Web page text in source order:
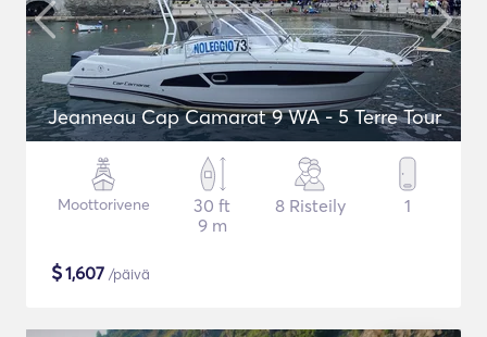
Jeanneau Cap Camarat 9 WA - 5 Terre Tour
Moottorivene
30 ft
9 m
8 Risteily 1
$1,607 /päivä